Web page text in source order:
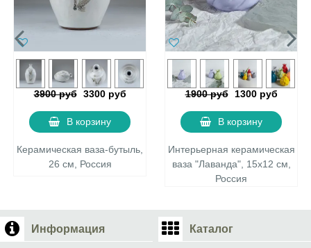
3900 руб 3300 руб
В корзину
Керамическая ваза-бутыль,
26 см, Россия
1900 руб 1300 руб
В корзину
Интерьерная керамическая
ваза "Лаванда", 15х12 см,
Россия
Информация Каталог